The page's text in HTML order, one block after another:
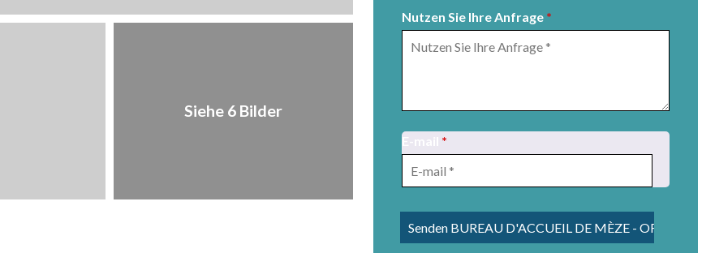
Siehe 6 Bilder
Nutzen Sie Ihre Anfrage *
*